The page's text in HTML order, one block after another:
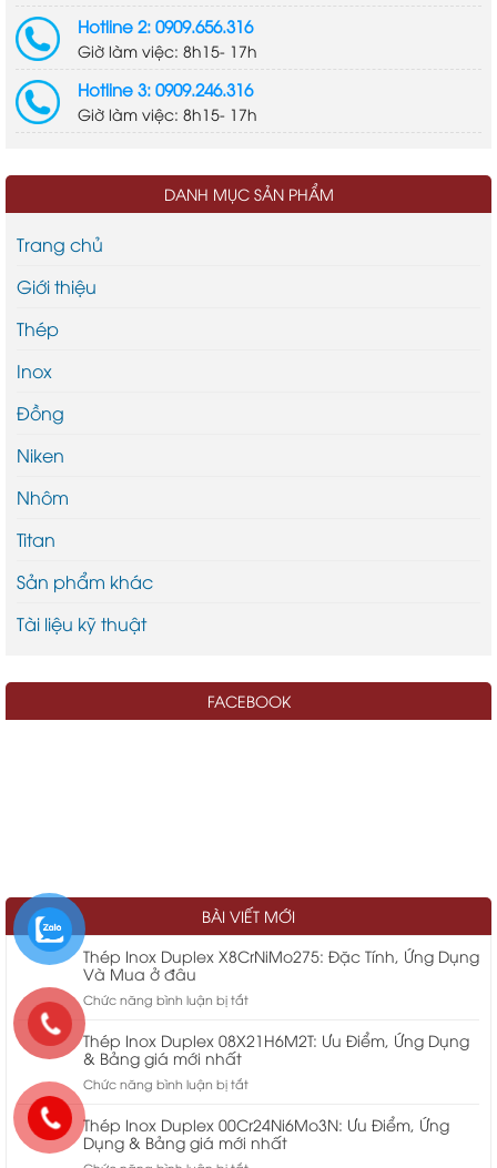
Hotline 2: 0909.656.316
Giờ làm việc: 8h15- 17h
Hotline 3: 0909.246.316
Giờ làm việc: 8h15- 17h
DANH MỤC SẢN PHẨM
Trang chủ
Giới thiệu
Thép
Inox
Đồng
Niken
Nhôm
Titan
Sản phẩm khác
Tài liệu kỹ thuật
FACEBOOK
BÀI VIẾT MỚI
Thép Inox Duplex X8CrNiMo275: Đặc Tính, Ứng Dụng
Và Mua ở đâu
Chức năng bình luận bị tắtở
Inox
Ứng
Dụng
Thép Inox Duplex 08X21H6M2T: Ưu Điểm, Ứng Dụng
& Bảng giá mới nhất
Chức năng bình luận bị tắtở
Inox
Duplex
Thép Inox Duplex 00Cr24Ni6Mo3N: Ưu Điểm, Ứng
Dụng & Bảng giá mới nhất